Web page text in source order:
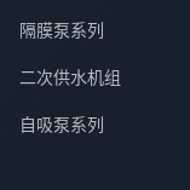
隔膜泵系列
二次供水机组
自吸泵系列